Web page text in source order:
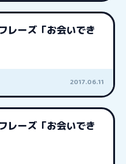
レーズ「お会いでき
2017.06.11
レーズ「お会いでき